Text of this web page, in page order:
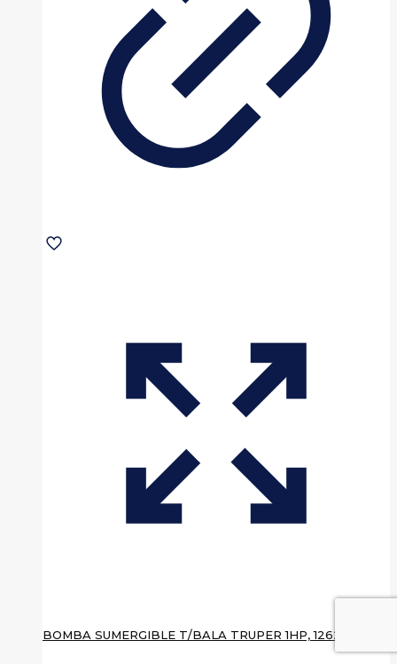
BOMBA SUMERGIBLE T/BALA TRUPER 1HP, 12625